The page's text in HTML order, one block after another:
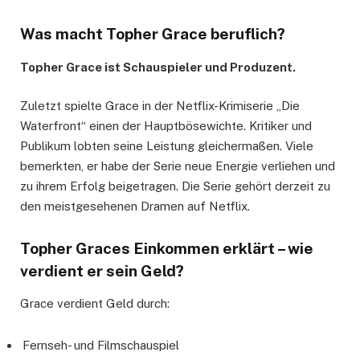
Was macht Topher Grace beruflich?
Topher Grace ist Schauspieler und Produzent.
Zuletzt spielte Grace in der Netflix-Krimiserie „Die
Waterfront“ einen der Hauptbösewichte. Kritiker und
Publikum lobten seine Leistung gleichermaßen. Viele
bemerkten, er habe der Serie neue Energie verliehen und
zu ihrem Erfolg beigetragen. Die Serie gehört derzeit zu
den meistgesehenen Dramen auf Netflix.
Topher Graces Einkommen erklärt – wie
verdient er sein Geld?
Grace verdient Geld durch:
Fernseh- und Filmschauspiel